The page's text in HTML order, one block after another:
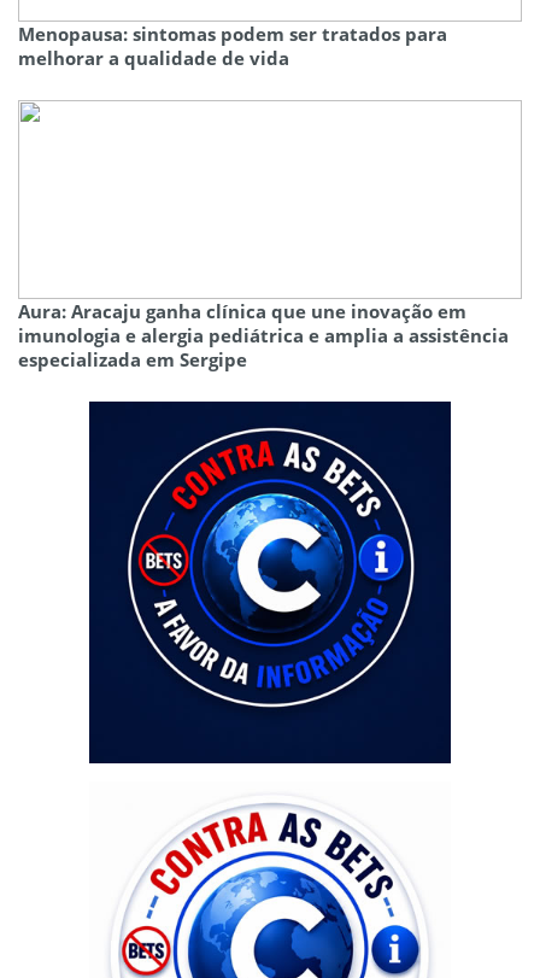
Menopausa: sintomas podem ser tratados para
melhorar a qualidade de vida
Aura: Aracaju ganha clínica que une inovação em
imunologia e alergia pediátrica e amplia a assistência
especializada em Sergipe